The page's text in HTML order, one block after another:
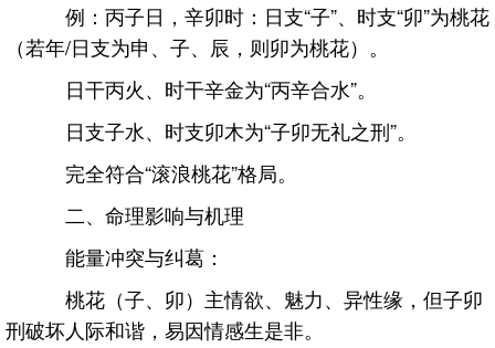
例：丙子日，辛卯时：日支“子”、时支“卯”为桃花
（若年/日支为申、子、辰，则卯为桃花）。
日干丙火、时干辛金为“丙辛合水”。
日支子水、时支卯木为“子卯无礼之刑”。
完全符合“滚浪桃花”格局。
二、命理影响与机理
能量冲突与纠葛：
桃花（子、卯）主情欲、魅力、异性缘，但子卯
刑破坏人际和谐，易因情感生是非。